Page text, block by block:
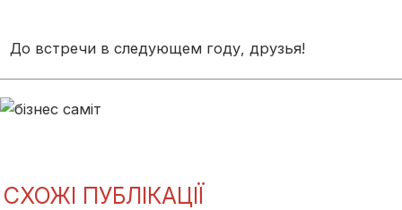
До встречи в следующем году, друзья!
СХОЖІ ПУБЛІКАЦІЇ